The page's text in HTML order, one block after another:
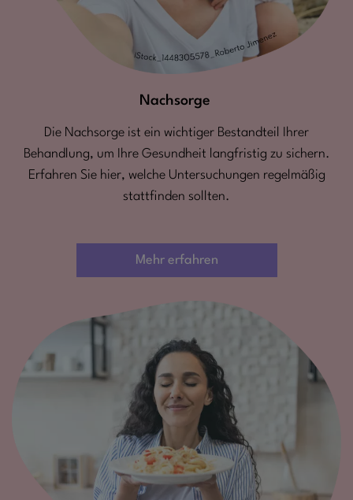
Nachsorge
Die Nachsorge ist ein wichtiger Bestandteil Ihrer
Behandlung, um Ihre Gesundheit langfristig zu sichern.
Erfahren Sie hier, welche Untersuchungen regelmäßig
stattfinden sollten.
Mehr erfahren